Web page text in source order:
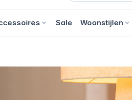
Sale Woonstijlen